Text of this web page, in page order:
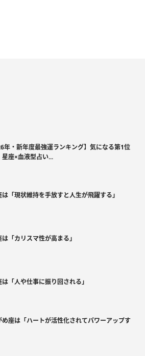
年・新年度最強運ランキング】気になる第1位
座×血液型占い...
「現状維持を手放すと人生が飛躍する」
は「カリスマ性が高まる」
「人や仕事に振り回される」
め座は「ハートが活性化されてパワーアップす